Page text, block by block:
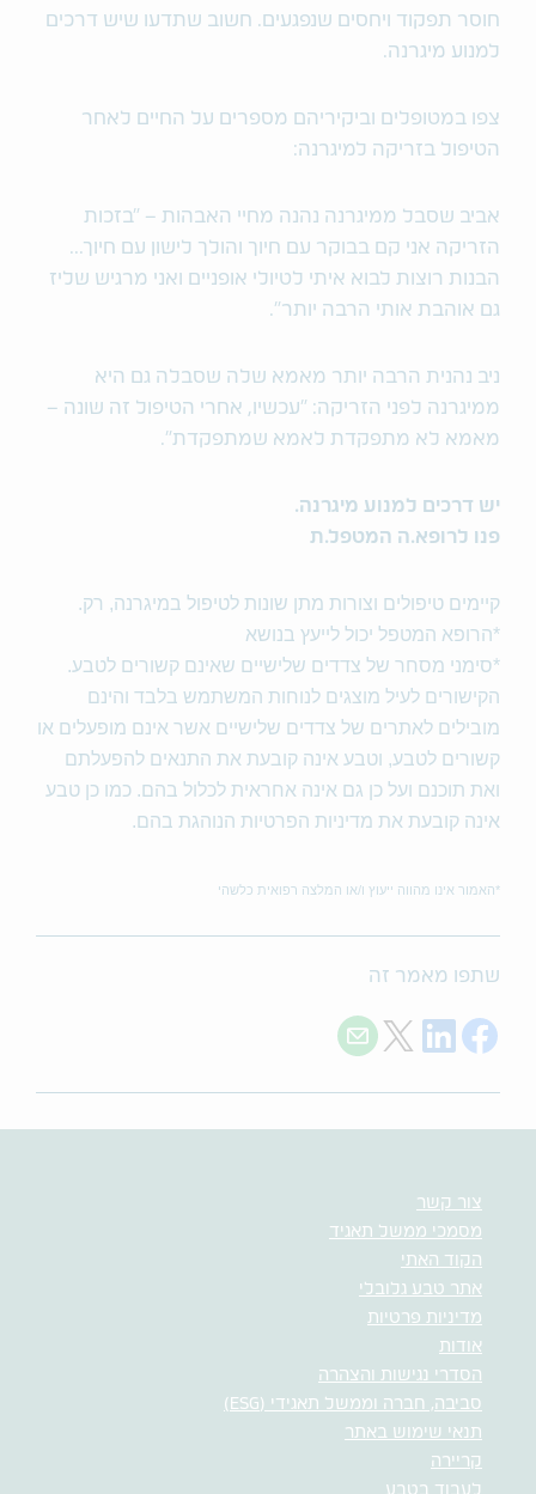
חוסר תפקוד ויחסים שנפגעים. חשוב שתדעו שיש דרכים
למנוע מיגרנה.
צפו במטופלים וביקיריהם מספרים על החיים לאחר
הטיפול בזריקה למיגרנה:
אביב שסבל ממיגרנה נהנה מחיי האבהות – ״בזכות
הזריקה אני קם בבוקר עם חיוך והולך לישון עם חיוך...
הבנות רוצות לבוא איתי לטיולי אופניים ואני מרגיש שליז
גם אוהבת אותי הרבה יותר״.
ניב נהנית הרבה יותר מאמא שלה שסבלה גם היא
ממיגרנה לפני הזריקה: ״עכשיו, אחרי הטיפול זה שונה –
מאמא לא מתפקדת לאמא שמתפקדת".
יש דרכים למנוע מיגרנה.
פנו לרופא.ה המטפל.ת
.קיימים טיפולים וצורות מתן שונות לטיפול במיגרנה, רק
הרופא המטפל יכול לייעץ בנושא*
*סימני מסחר של צדדים שלישיים שאינם קשורים לטבע.
הקישורים לעיל מוצגים לנוחות המשתמש בלבד והינם
מובילים לאתרים של צדדים שלישיים אשר אינם מופעלים או
קשורים לטבע, וטבע אינה קובעת את התנאים להפעלתם
ואת תוכנם ועל כן גם אינה אחראית לכלול בהם. כמו כן טבע
אינה קובעת את מדיניות הפרטיות הנוהגת בהם.
*האמור אינו מהווה ייעוץ ו/או המלצה רפואית כלשהי
שתפו מאמר זה
Share on Facebook
Share on LinkedIn
Share on X
Share with E-mail
צור קשר
מסמכי ממשל תאגיד
הקוד האתי
אתר טבע גלובלי
מדיניות פרטיות
אודות
הסדרי נגישות והצהרה
סביבה, חברה וממשל תאגידי (ESG)
תנאי שימוש באתר
קריירה
לעבוד בטבע